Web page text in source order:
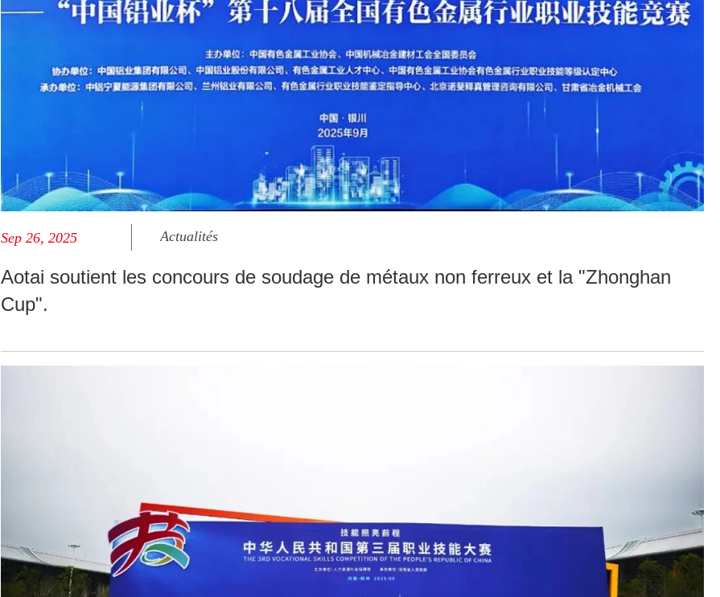
Sep 26, 2025 Actualités
Aotai soutient les concours de soudage de métaux non ferreux et la "Zhonghan
Cup".